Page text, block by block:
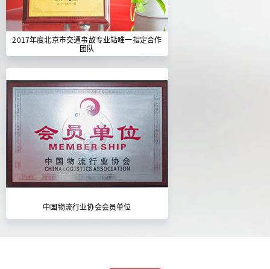
2017年度北京市交通事故专业站唯一指定合作
团队
中国物流行业协会会员单位